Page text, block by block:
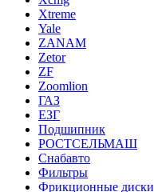
Xtreme
Yale
ZANAM
Zetor
ZF
Zoomlion
ГАЗ
ЕЗГ
Подшипник
РОСТСЕЛЬМАШ
Снабавто
Фильтры
Фрикционные диски